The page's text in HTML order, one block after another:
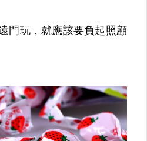
門玩，就應該要負起照顧